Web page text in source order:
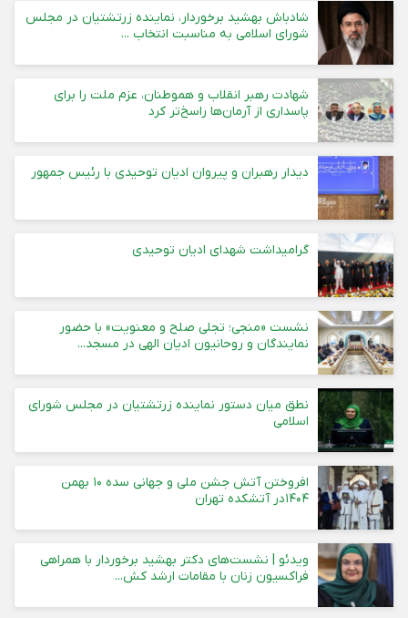
شادباش بهشید برخوردار، نماینده زرتشتیان در مجلس
شورای اسلامی به مناسبت انتخاب ...
شهادت رهبر انقلاب و هموطنان، عزم ملت را برای
پاسداری از آرمان‌ها راسخ‌تر کرد
دیدار رهبران و پیروان ادیان توحیدی با رئیس جمهور
گرامیداشت شهدای ادیان توحیدی
نشست «منجی؛ تجلی صلح و معنویت» با حضور
نمایندگان و روحانیون ادیان الهی در مسجد...
نطق میان دستور نماینده زرتشتیان در مجلس شورای
اسلامی
افروختن آتش جشن ملی و جهانی سده ۱۰ بهمن
۱۴۰۴در آتشکده تهران
ویدئو | نشست‌های دکتر بهشید برخوردار با همراهی
فراکسیون زنان با مقامات ارشد کش...